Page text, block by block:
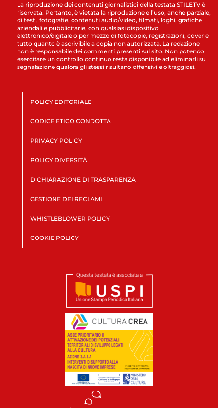
La riproduzione dei contenuti giornalistici della testata STILETV è
riservata. Pertanto, è vietata la riproduzione e l’uso, anche parziale,
di testi, fotografie, contenuti audio/video, filmati, loghi, grafiche
aziendali e pubblicitarie, con qualsiasi dispositivo
elettronico/digitale o per mezzo di fotocopie, registrazioni, cover e
tutto quanto è ascrivibile a copia non autorizzata. La redazione
non è responsabile dei commenti presenti sul sito. Non potendo
esercitare un controllo continuo resta disponibile ad eliminarli su
segnalazione qualora gli stessi risultano offensivi e oltraggiosi.
POLICY EDITORIALE
CODICE ETICO CONDOTTA
PRIVACY POLICY
POLICY DIVERSITÀ
DICHIARAZIONE DI TRASPARENZA
GESTIONE DEI RECLAMI
WHISTLEBLOWER POLICY
COOKIE POLICY